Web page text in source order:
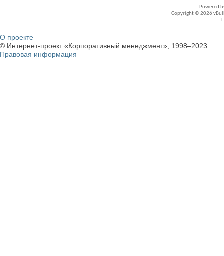
Powered
Copyright © 2026
О проекте
© Интернет-проект «Корпоративный менеджмент», 1998–2023
Правовая информация